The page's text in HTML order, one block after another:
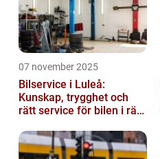
07 november 2025
Bilservice i Luleå:
Kunskap, trygghet och
rätt service för bilen i rätt